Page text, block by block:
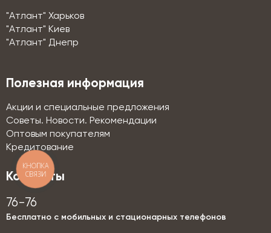
"Атлант" Харьков
"Атлант" Киев
"Атлант" Днепр
Полезная информация
Акции и специальные предложения
Советы. Новости. Рекомендации
Оптовым покупателям
Кредитование
Контакты
76-76
Бесплатно с мобильных и стационарных телефонов
КНОПКА
СВЯЗИ